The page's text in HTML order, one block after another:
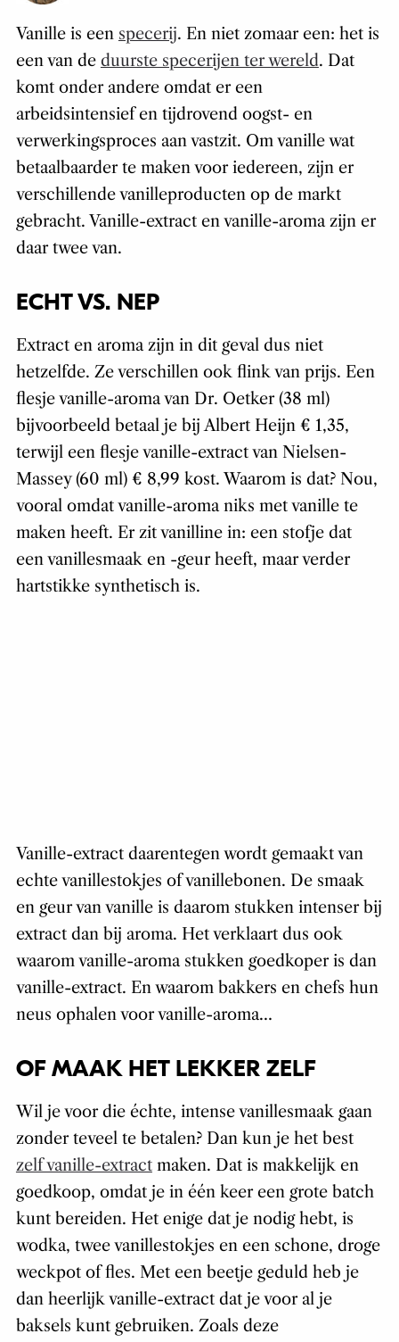
Vanille is een specerij. En niet zomaar een: het is
een van de duurste specerijen ter wereld. Dat
komt onder andere omdat er een
arbeidsintensief en tijdrovend oogst- en
verwerkingsproces aan vastzit. Om vanille wat
betaalbaarder te maken voor iedereen, zijn er
verschillende vanilleproducten op de markt
gebracht. Vanille-extract en vanille-aroma zijn er
daar twee van.
ECHT VS. NEP
Extract en aroma zijn in dit geval dus niet
hetzelfde. Ze verschillen ook flink van prijs. Een
flesje vanille-aroma van Dr. Oetker (38 ml)
bijvoorbeeld betaal je bij Albert Heijn € 1,35,
terwijl een flesje vanille-extract van Nielsen-
Massey (60 ml) € 8,99 kost. Waarom is dat? Nou,
vooral omdat vanille-aroma niks met vanille te
maken heeft. Er zit vanilline in: een stofje dat
een vanillesmaak en -geur heeft, maar verder
hartstikke synthetisch is.
Vanille-extract daarentegen wordt gemaakt van
echte vanillestokjes of vanillebonen. De smaak
en geur van vanille is daarom stukken intenser bij
extract dan bij aroma. Het verklaart dus ook
waarom vanille-aroma stukken goedkoper is dan
vanille-extract. En waarom bakkers en chefs hun
neus ophalen voor vanille-aroma…
OF MAAK HET LEKKER ZELF
Wil je voor die échte, intense vanillesmaak gaan
zonder teveel te betalen? Dan kun je het best
zelf vanille-extractmaken. Dat is makkelijk en
goedkoop, omdat je in één keer een grote batch
kunt bereiden. Het enige dat je nodig hebt, is
wodka, twee vanillestokjes en een schone, droge
weckpot of fles. Met een beetje geduld heb je
dan heerlijk vanille-extract dat je voor al je
baksels kunt gebruiken. Zoals deze